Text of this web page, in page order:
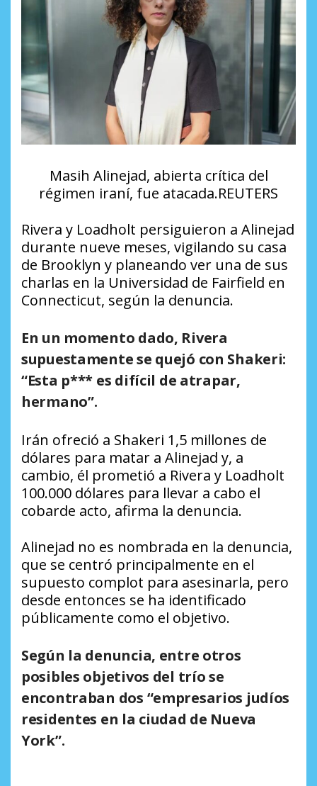
Masih Alinejad, abierta crítica del
régimen iraní, fue atacada.REUTERS
Rivera y Loadholt persiguieron a Alinejad
durante nueve meses, vigilando su casa
de Brooklyn y planeando ver una de sus
charlas en la Universidad de Fairfield en
Connecticut, según la denuncia.
En un momento dado, Rivera
supuestamente se quejó con Shakeri:
“Esta p*** es difícil de atrapar,
hermano”.
Irán ofreció a Shakeri 1,5 millones de
dólares para matar a Alinejad y, a
cambio, él prometió a Rivera y Loadholt
100.000 dólares para llevar a cabo el
cobarde acto, afirma la denuncia.
Alinejad no es nombrada en la denuncia,
que se centró principalmente en el
supuesto complot para asesinarla, pero
desde entonces se ha identificado
públicamente como el objetivo.
Según la denuncia, entre otros
posibles objetivos del trío se
encontraban dos “empresarios judíos
residentes en la ciudad de Nueva
York”.